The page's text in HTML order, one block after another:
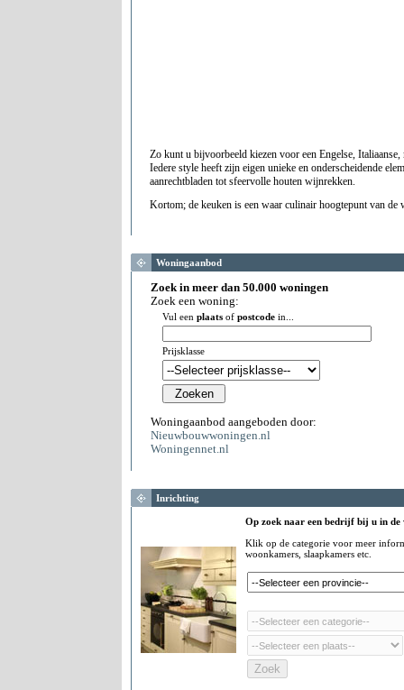
Zo kunt u bijvoorbeeld kiezen voor een Engelse,
Iedere style heeft zijn eigen unieke en onderscheidende
aanrechtbladen tot sfeervolle houten wijnrekken.
Kortom; de keuken is een waar culinair hoogtepunt van
Woningaanbod
Zoek in meer dan 50.000 woningen
Zoek een woning:
Vul een plaats of postcode in...
Prijsklasse
Woningaanbod aangeboden door:
Nieuwbouwwoningen.nl
Woningennet.nl
Inrichting
Op zoek naar een bedrijf bij u in
Klik op de categorie voor meer
woonkamers, slaapkamers etc.